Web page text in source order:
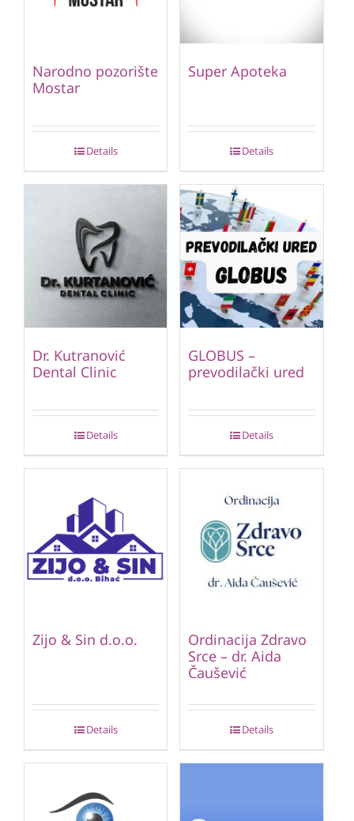
Narodno pozorište
Mostar
Details
Super Apoteka
Details
Dr. Kutranović
Dental Clinic
Details
GLOBUS –
prevodilački ured
Details
Zijo & Sin d.o.o.
Details
Ordinacija Zdravo
Srce – dr. Aida
Čaušević
Details